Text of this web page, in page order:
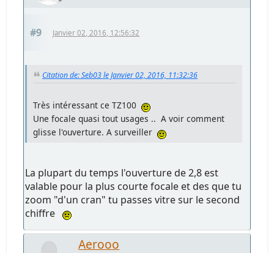
#9 Janvier 02, 2016, 12:56:32
Citation de: Seb03 le Janvier 02, 2016, 11:32:36
Très intéressant ce TZ100
Une focale quasi tout usages .. A voir comment
glisse l'ouverture. A surveiller
La plupart du temps l'ouverture de 2,8 est
valable pour la plus courte focale et des que tu
zoom "d'un cran" tu passes vitre sur le second
chiffre
Aerooo